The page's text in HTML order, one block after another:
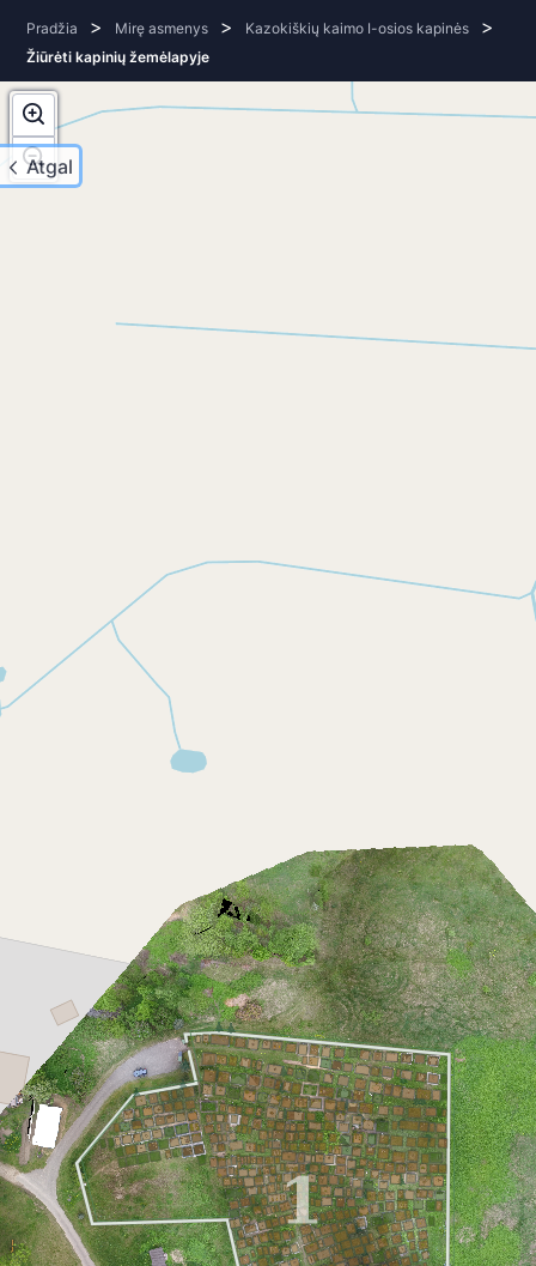
Atgal
Pradžia > Mirę asmenys > Kazokiškių kaimo I-osios kapinės >
Žiūrėti kapinių žemėlapyje